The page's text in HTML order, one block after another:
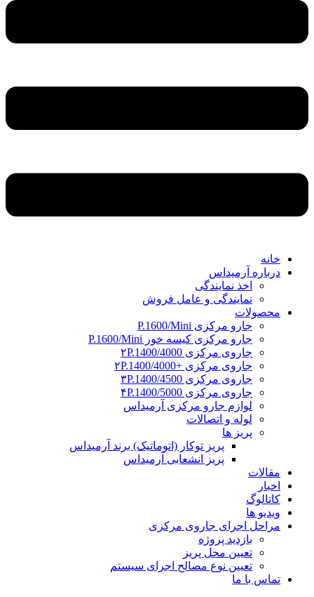
خانه
درباره آرمیداس
اخذ نمایندگی
نمایندگی و عامل فروش
محصولات
جارو مرکزی P.1600/Mini
جارو مرکزی کیسه خور P.1600/Mini
جاروی مرکزی ۲P.1400/4000
جاروی مرکزی +۲P.1400/4000
جاروی مرکزی ۳P.1400/4500
جاروی مرکزی ۴P.1400/5000
لوازم جارو مرکزی آرمیداس
لوله و اتصالات
پریز ها
پریز توکار (اتوماتیک) برند آرمیداس
پریز انشعابی آرمیداس
مقالات
اخبار
کاتالوگ
ویدیو ها
مراحل اجرای جاروی مرکزی
بازدید پروژه
تعیین محل پریز
تعیین نوع مصالح اجرای سیستم
تماس با ما